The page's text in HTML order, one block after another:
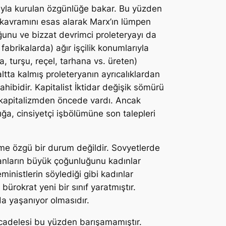
kurulan özgünlüğe bakar. Bu yüzden
esas alarak Marx’ın lümpen
ve bizzat devrimci proleteryayı da
ağır işçilik konumlarıyla
turşu, reçel, tarhana vs. üreten)
kalmış proleteryanın ayrıcalıklardan
Kapitalist İktidar değişik sömürü
öncede vardı. Ancak
cinsiyetçi işbölümüne son talepleri
özgü bir durum değildir. Sovyetlerde
büyük çoğunluğunu kadınlar
söylediği gibi kadınlar
yeni bir sınıf yaratmıştır.
olmasıdır.
bu yüzden barışamamıştır.